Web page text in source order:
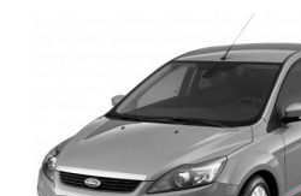
Дополнительные товары